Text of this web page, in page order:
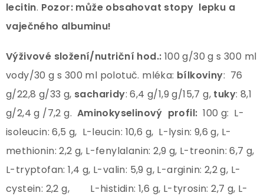
lecitin. Pozor: může obsahovat stopy lepku a
vaječného albuminu!
Výživové složení/nutriční hod.: 100 g/30 g s 300 ml
vody/30 g s 300 ml polotuč. mléka: bílkoviny: 76
g/22,8 g/33 g, sacharidy: 6,4 g/1,9 g/15,7 g, tuky: 8,1
g/2,4 g /7,2 g. Aminokyselinový profil:100 g: L-
isoleucin: 6,5 g, L-leucin: 10,6 g, L-lysin: 9,6 g, L-
methionin: 2,2 g, L-fenylalanin: 2,9 g, L-treonin: 6,7 g,
L-tryptofan: 1,4 g, L-valin: 5,9 g, L-arginin: 2,2 g, L-
cystein: 2,2 g, L-histidin: 1,6 g, L-tyrosin: 2,7 g, L-